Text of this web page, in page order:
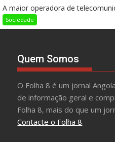
A maior operadora de
Sociedade
Quem Somos
O Folha 8 é um jornal
de informação geral e
Folha 8, mais do que um
Contacte o Folha 8